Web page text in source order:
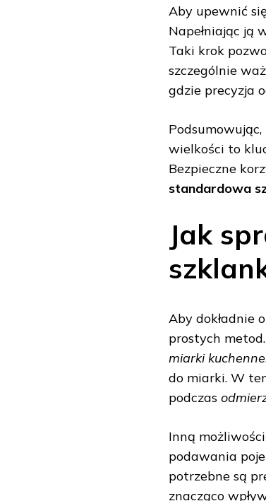
Aby upewnić
Napełniając ją
Taki krok
szczególnie
gdzie precyzja
wielkości to
Bezpieczne
standardowa
Jak
Aby dokładnie
prostych
miarki kuchenne
do miarki. W
podczas
Inną
podawania
potrzebne są
znacząco